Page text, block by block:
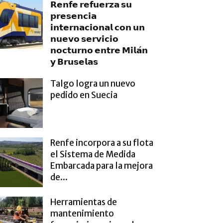
𝗥𝗲𝗻𝗳𝗲 𝗿𝗲𝗳𝘂𝗲𝗿𝘇𝗮 𝘀𝘂
𝗽𝗿𝗲𝘀𝗲𝗻𝗰𝗶𝗮
𝗶𝗻𝘁𝗲𝗿𝗻𝗮𝗰𝗶𝗼𝗻𝗮𝗹 𝗰𝗼𝗻 𝘂𝗻
𝗻𝘂𝗲𝘃𝗼 𝘀𝗲𝗿𝘃𝗶𝗰𝗶𝗼
𝗻𝗼𝗰𝘁𝘂𝗿𝗻𝗼 𝗲𝗻𝘁𝗿𝗲 𝗠𝗶𝗹𝗮́𝗻
𝘆 𝗕𝗿𝘂𝘀𝗲𝗹𝗮𝘀
Talgo logra un nuevo
pedido en Suecia
Renfe incorpora a su flota
el Sistema de Medida
Embarcada para la mejora
de...
Herramientas de
mantenimiento